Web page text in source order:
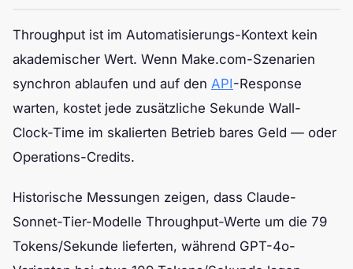
Throughput ist im Automatisierungs-Kontext kein
akademischer Wert. Wenn Make.com-Szenarien
synchron ablaufen und auf den API-Response
warten, kostet jede zusätzliche Sekunde Wall-
Clock-Time im skalierten Betrieb bares Geld — oder
Operations-Credits.
Historische Messungen zeigen, dass Claude-
Sonnet-Tier-Modelle Throughput-Werte um die 79
Tokens/Sekunde lieferten, während GPT-4o-